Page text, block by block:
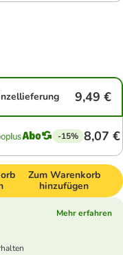
9,49 €
-15% 8,07 €
Zum Warenkorb
hinzufügen
Mehr erfahren